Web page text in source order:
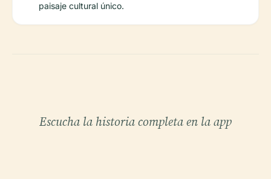
paisaje cultural único.
Escucha la historia completa en la app